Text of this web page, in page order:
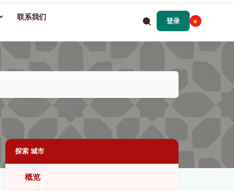
联系我们 登录
探索 城市
概览